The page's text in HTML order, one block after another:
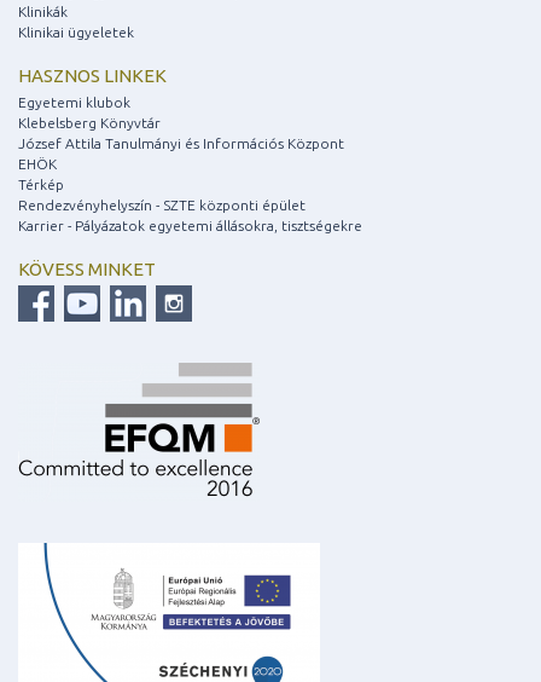
Klinikák
Klinikai ügyeletek
HASZNOS LINKEK
Egyetemi klubok
Klebelsberg Könyvtár
József Attila Tanulmányi és Információs Központ
EHÖK
Térkép
Rendezvényhelyszín - SZTE központi épület
Karrier - Pályázatok egyetemi állásokra, tisztségekre
KÖVESS MINKET